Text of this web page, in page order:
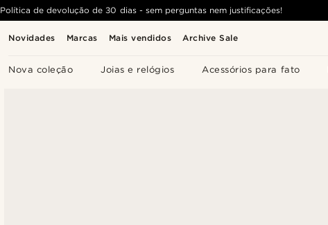
Novidades Marcas Mais vendidos Archive Sale
Nova coleção Joias e relógios Acessórios para fato
Política de devolução de 30 dias - sem perguntas nem justificações!